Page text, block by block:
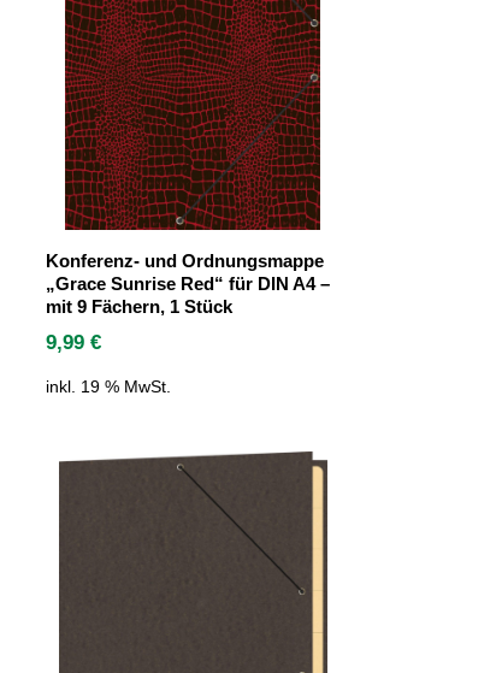
Konferenz- und Ordnungsmappe
„Grace Sunrise Red“ für DIN A4 –
mit 9 Fächern, 1 Stück
9,99 €
inkl. 19 % MwSt.